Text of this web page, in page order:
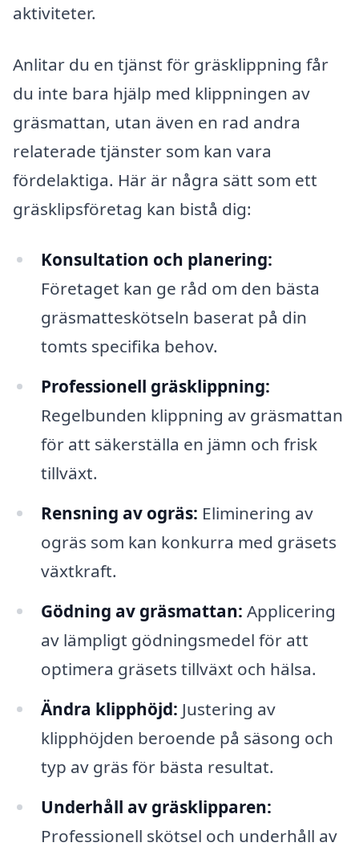
aktiviteter.
Anlitar du en tjänst för gräsklippning får
du inte bara hjälp med klippningen av
gräsmattan, utan även en rad andra
relaterade tjänster som kan vara
fördelaktiga. Här är några sätt som ett
gräsklipsföretag kan bistå dig:
Konsultation och planering:
Företaget kan ge råd om den bästa
gräsmatteskötseln baserat på din
tomts specifika behov.
Professionell gräsklippning:
Regelbunden klippning av gräsmattan
för att säkerställa en jämn och frisk
tillväxt.
Rensning av ogräs: Eliminering av
ogräs som kan konkurra med gräsets
växtkraft.
Gödning av gräsmattan: Applicering
av lämpligt gödningsmedel för att
optimera gräsets tillväxt och hälsa.
Ändra klipphöjd: Justering av
klipphöjden beroende på säsong och
typ av gräs för bästa resultat.
Underhåll av gräsklipparen:
Professionell skötsel och underhåll av